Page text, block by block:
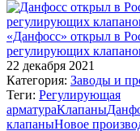
«Данфосс» открыл в
регулирующих
22 декабря 2021
Категория: Заводы и
Теги: Регулирующая
арматураКлапаны
клапаныНовое